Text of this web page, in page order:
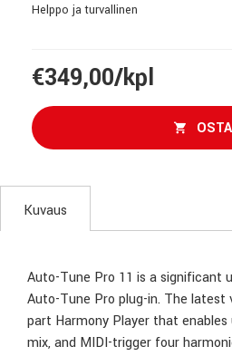
Helppo ja turvallinen
€349,00/kpl
OSTA
Kuvaus
Auto-Tune Pro 11 is a significant
Auto-Tune Pro plug-in. The latest
part Harmony Player that
mix, and MIDI-trigger four